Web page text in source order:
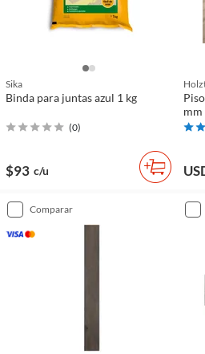
Sika
Binda para juntas azul 1 kg
(0)
$93 c/u
mm
comparar